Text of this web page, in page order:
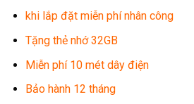
khi lắp đặt miễn phí nhân công
Tặng thẻ nhớ 32GB
Miễn phí 10 mét dây điện
Bảo hành 12 tháng